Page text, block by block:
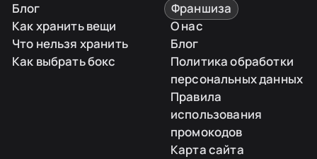
Блог
Как хранить вещи
Что нельзя хранить
Как выбрать бокс
Франшиза
О нас
Блог
Политика обработки
персональных данных
Правила
использования
промокодов
Карта сайта